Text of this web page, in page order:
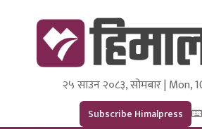
Himal Press
Dot NewsyNepal Media and
२५ साउन २०८३, सोमबार | Mon,
Subscribe Himalpress